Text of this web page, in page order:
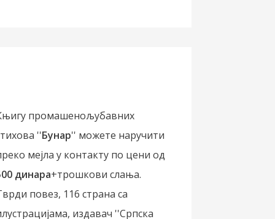
промашенољубавних
''Бунар'' можете наручити
мејла у контакту по цени од
динара+трошкови слања.
повез, 116 страна са
издавач ''Српска